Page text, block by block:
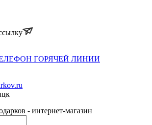
ГОРЯЧЕЙ ЛИНИИ
- интернет-магазин